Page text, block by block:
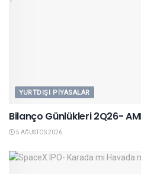
YURTDIŞI PIYASALAR
Bilanço Günlükleri 2Q26-
5 AĞUSTOS 2026